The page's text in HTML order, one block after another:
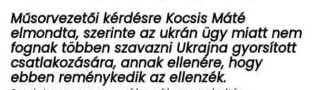
Műsorvezetői kérdésre Kocsis Máté
elmondta, szerinte az ukrán ügy miatt nem
fognak többen szavazni Ukrajna gyorsított
csatlakozására, annak ellenére, hogy
ebben reménykedik az ellenzék.